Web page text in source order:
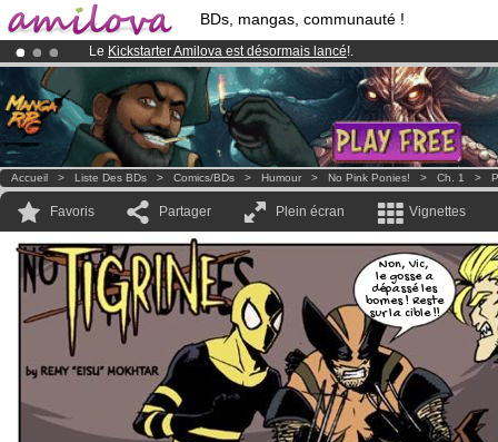
BDs, mangas, communauté !
Le Kickstarter Amilova est désormais lancé!.
Abonnement premium: à partir de3.95 eurospar mois !Clique ici
Déjà 100000membreset 1000BDs & Mangas!
Accueil > Liste Des BDs > Comics/BDs > Humour > No Pink Ponies! > Ch. 1 >
Favoris Partager Plein écran Vignettes
Non, Vic,
le gosse a
dépassé les
bornes ! Reste
sur la cible !!